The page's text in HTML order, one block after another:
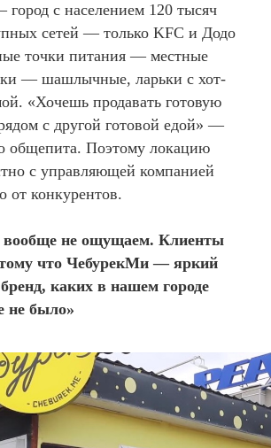
город с населением 120 тысяч
сетей — только KFC и Додо
точки питания — местные
— шашлычные, ларьки с хот-
«Хочешь продавать готовую
с другой готовой едой» —
общепита. Поэтому локацию
с управляющей компанией
от конкурентов.
не ощущаем. Клиенты
что ЧебурекМи — яркий
каких в нашем городе
не было»